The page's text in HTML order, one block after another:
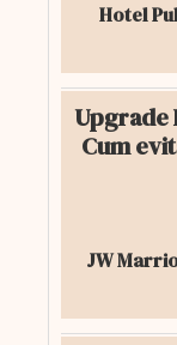
Hotel
Upgrade
Cum
JW